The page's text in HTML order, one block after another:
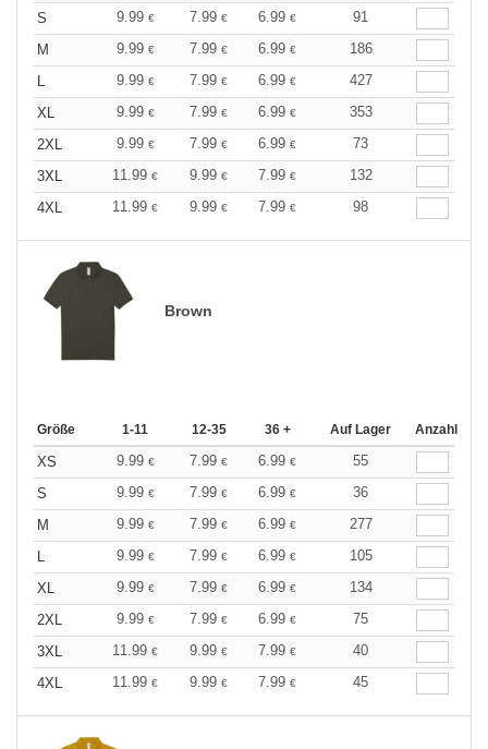
S
9.99 € 7.99 € 6.99 €
91
M
9.99 € 7.99 € 6.99 €
186
9.99 € 7.99 € 6.99 €
427
XL
9.99 € 7.99 € 6.99 €
353
2XL
9.99 € 7.99 € 6.99 €
73
3XL
11.99 € 9.99 € 7.99 €
132
4XL
11.99 € 9.99 € 7.99 € 98
Brown
Größe 1-11 12-35 36 + Auf Lager Anzahl
XS 9.99 € 7.99 € 6.99 €
55
S
9.99 € 7.99 € 6.99 €
36
M
9.99 € 7.99 € 6.99 €
277
9.99 € 7.99 € 6.99 €
105
XL
9.99 € 7.99 € 6.99 €
134
2XL
9.99 € 7.99 € 6.99 €
75
3XL
11.99 € 9.99 € 7.99 €
40
4XL
11.99 € 9.99 € 7.99 € 45